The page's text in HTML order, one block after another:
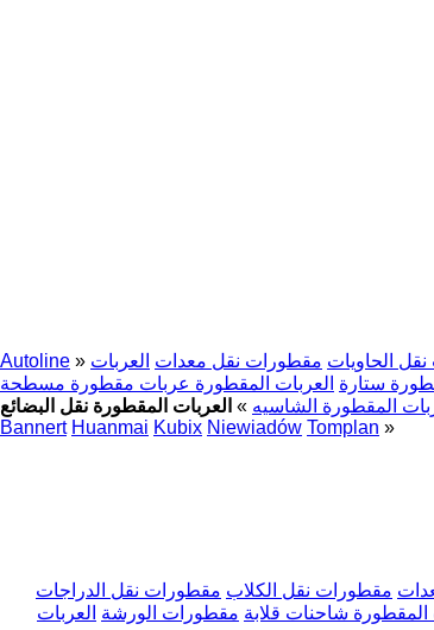
Autoline » الحاويات مقطورات نقل معدات العربات
ستارة العربات المقطورة عربات مقطورة مسطحة
المقطورة الشاسيه »
Bannert Huanmai Kubix Niewiadów Tomplan »
مقطورات نقل الكلاب مقطورات نقل الدراجات
المقطورة شاحنات قلابة مقطورات الورشة العربات